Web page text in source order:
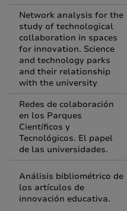
Network analysis for the
study of technological
collaboration in spaces
for innovation. Science
and technology parks
and their relationship
with the university
Redes de colaboración
en los Parques
Científicos y
Tecnológicos. El papel
de las universidades.
Análisis bibliométrico de
los artículos de
innovación educativa.